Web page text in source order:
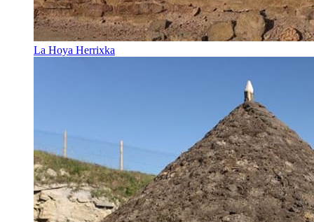
La Hoya Herrixka